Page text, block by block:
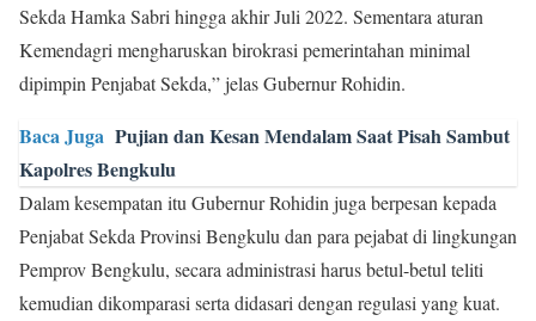
Sekda Hamka Sabri hingga akhir Juli 2022. Sementara aturan
Kemendagri mengharuskan birokrasi pemerintahan minimal
dipimpin Penjabat Sekda,” jelas Gubernur Rohidin.
Baca Juga Pujian dan Kesan Mendalam Saat Pisah Sambut
Kapolres Bengkulu
Dalam kesempatan itu Gubernur Rohidin juga berpesan kepada
Penjabat Sekda Provinsi Bengkulu dan para pejabat di lingkungan
Pemprov Bengkulu, secara administrasi harus betul-betul teliti
kemudian dikomparasi serta didasari dengan regulasi yang kuat.